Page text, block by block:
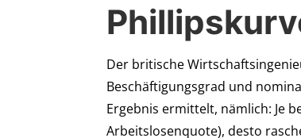
Der britische
Beschäftigungsgrad und
Ergebnis ermittelt, nämlich: Je
Arbeitslosenquote), desto